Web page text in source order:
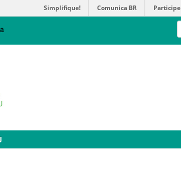
Simplifique! Comunica BR Participe